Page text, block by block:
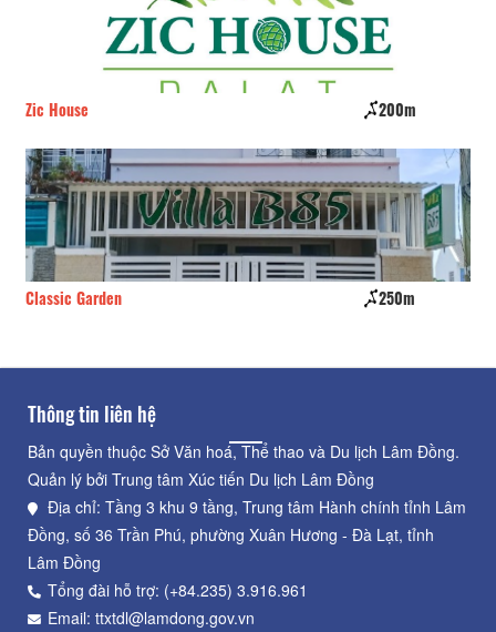
Zic House 200m
Classic Garden 250m
Thông tin liên hệ
Bản quyền thuộc Sở Văn hoá, Thể thao và Du lịch Lâm Đồng.
Quản lý bởi Trung tâm Xúc tiến Du lịch Lâm Đồng
Địa chỉ: Tầng 3 khu 9 tầng, Trung tâm Hành chính tỉnh Lâm
Đồng, số 36 Trần Phú, phường Xuân Hương - Đà Lạt, tỉnh
Lâm Đồng
Tổng đài hỗ trợ: (+84.235) 3.916.961
Email: ttxtdl@lamdong.gov.vn